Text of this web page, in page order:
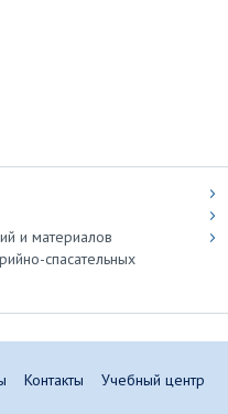
и материалов
спасательных
Контакты
Учебный центр